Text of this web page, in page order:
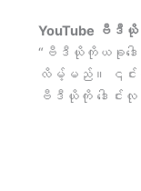
YouTube ဗီဒီ
“ဗီဒီယိုကိုယခုဒေါ
လိမ့်မည်။ ၎င်းကို
ဗီဒီယိုကို ဒေါင်း